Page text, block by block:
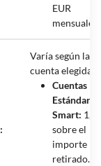
EUR
mensuales.
Varía según la
cuenta elegida:
Cuentas
Estándar y
Smart: 1,7
sobre el
importe
retirado.